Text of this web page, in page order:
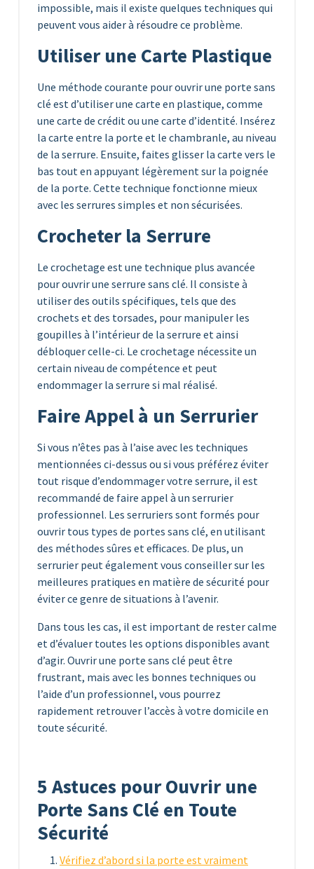
impossible, mais il existe quelques techniques qui
peuvent vous aider à résoudre ce problème.
Utiliser une Carte Plastique
Une méthode courante pour ouvrir une porte sans
clé est d’utiliser une carte en plastique, comme
une carte de crédit ou une carte d’identité. Insérez
la carte entre la porte et le chambranle, au niveau
de la serrure. Ensuite, faites glisser la carte vers le
bas tout en appuyant légèrement sur la poignée
de la porte. Cette technique fonctionne mieux
avec les serrures simples et non sécurisées.
Crocheter la Serrure
Le crochetage est une technique plus avancée
pour ouvrir une serrure sans clé. Il consiste à
utiliser des outils spécifiques, tels que des
crochets et des torsades, pour manipuler les
goupilles à l’intérieur de la serrure et ainsi
débloquer celle-ci. Le crochetage nécessite un
certain niveau de compétence et peut
endommager la serrure si mal réalisé.
Faire Appel à un Serrurier
Si vous n’êtes pas à l’aise avec les techniques
mentionnées ci-dessus ou si vous préférez éviter
tout risque d’endommager votre serrure, il est
recommandé de faire appel à un serrurier
professionnel. Les serruriers sont formés pour
ouvrir tous types de portes sans clé, en utilisant
des méthodes sûres et efficaces. De plus, un
serrurier peut également vous conseiller sur les
meilleures pratiques en matière de sécurité pour
éviter ce genre de situations à l’avenir.
Dans tous les cas, il est important de rester calme
et d’évaluer toutes les options disponibles avant
d’agir. Ouvrir une porte sans clé peut être
frustrant, mais avec les bonnes techniques ou
l’aide d’un professionnel, vous pourrez
rapidement retrouver l’accès à votre domicile en
toute sécurité.
5 Astuces pour Ouvrir une
Porte Sans Clé en Toute
Sécurité
Vérifiez d’abord si la porte est vraiment